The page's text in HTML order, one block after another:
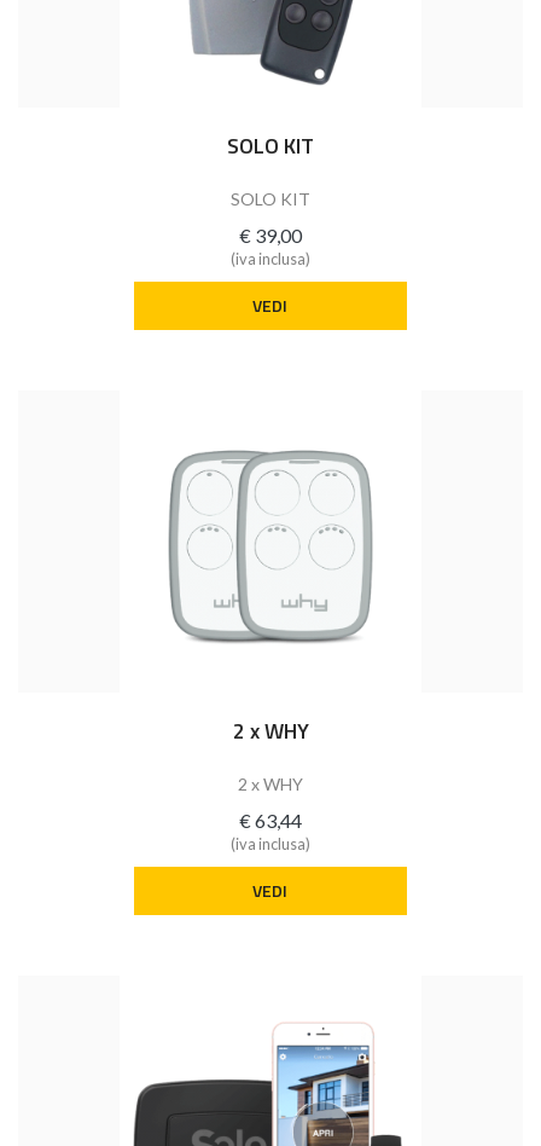
SOLO KIT
SOLO KIT
€ 39,00
(iva inclusa)
VEDI
2 x WHY
2 x WHY
€ 63,44
(iva inclusa)
VEDI